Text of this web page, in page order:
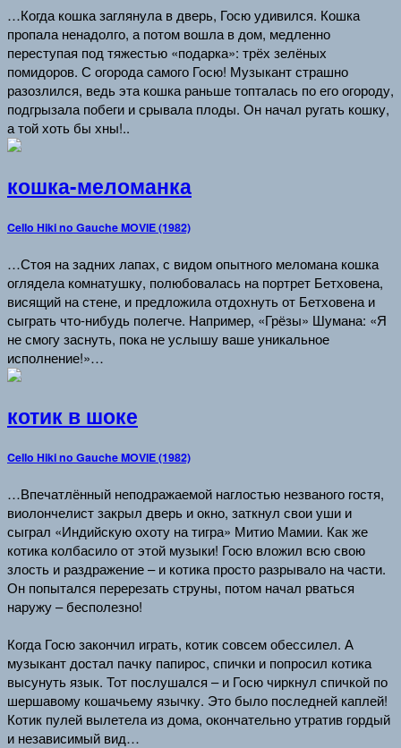
…Когда кошка заглянула в дверь, Госю удивился. Кошка
пропала ненадолго, а потом вошла в дом, медленно
переступая под тяжестью «подарка»: трёх зелёных
помидоров. С огорода самого Госю! Музыкант страшно
разозлился, ведь эта кошка раньше топталась по его огороду,
подгрызала побеги и срывала плоды. Он начал ругать кошку,
а той хоть бы хны!..
кошка-меломанка
Cello Hiki no Gauche MOVIE (1982)
…Стоя на задних лапах, с видом опытного меломана кошка
оглядела комнатушку, полюбовалась на портрет Бетховена,
висящий на стене, и предложила отдохнуть от Бетховена и
сыграть что-нибудь полегче. Например, «Грёзы» Шумана: «Я
не смогу заснуть, пока не услышу ваше уникальное
исполнение!»…
котик в шоке
Cello Hiki no Gauche MOVIE (1982)
…Впечатлённый неподражаемой наглостью незваного гостя,
виолончелист закрыл дверь и окно, заткнул свои уши и
сыграл «Индийскую охоту на тигра» Митио Мамии. Как же
котика колбасило от этой музыки! Госю вложил всю свою
злость и раздражение – и котика просто разрывало на части.
Он попытался перерезать струны, потом начал рваться
наружу – бесполезно!
Когда Госю закончил играть, котик совсем обессилел. А
музыкант достал пачку папирос, спички и попросил котика
высунуть язык. Тот послушался – и Госю чиркнул спичкой по
шершавому кошачьему язычку. Это было последней каплей!
Котик пулей вылетела из дома, окончательно утратив гордый
и независимый вид…